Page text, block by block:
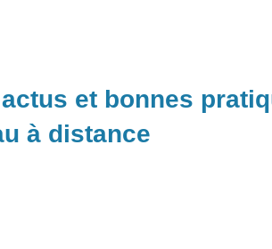
et bonnes
à distance